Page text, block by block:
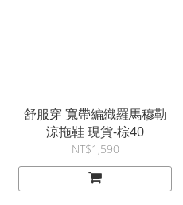
舒服穿 寬帶編織羅馬穆勒
涼拖鞋 現貨-棕40
NT$1,590